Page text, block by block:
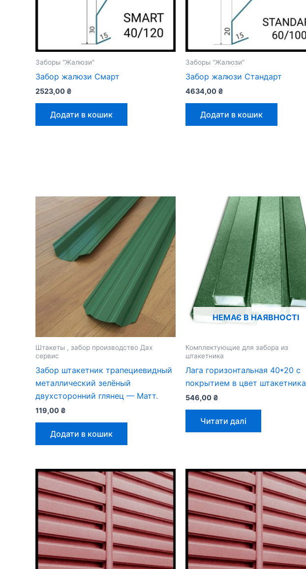
Заборы "Жалюзи"
Забор жалюзи Смарт
2523,00 ₴
Додати в кошик
Заборы "Жалюзи"
Забор жалюзи Стандарт
4634,00 ₴
Додати в кошик
Штакеты , забор производство Дах
сервис
Забор штакетник трапециевидный
металлический зелёный
двухсторонний глянец — Матт.
119,00 ₴
Додати в кошик
НЕМАЄ В НАЯВНОСТІ
Комплектующие для забора из
штакетника
Лага горизонтальная 40*20 с
покрытием в цвет штакетника
546,00 ₴
Читати далі